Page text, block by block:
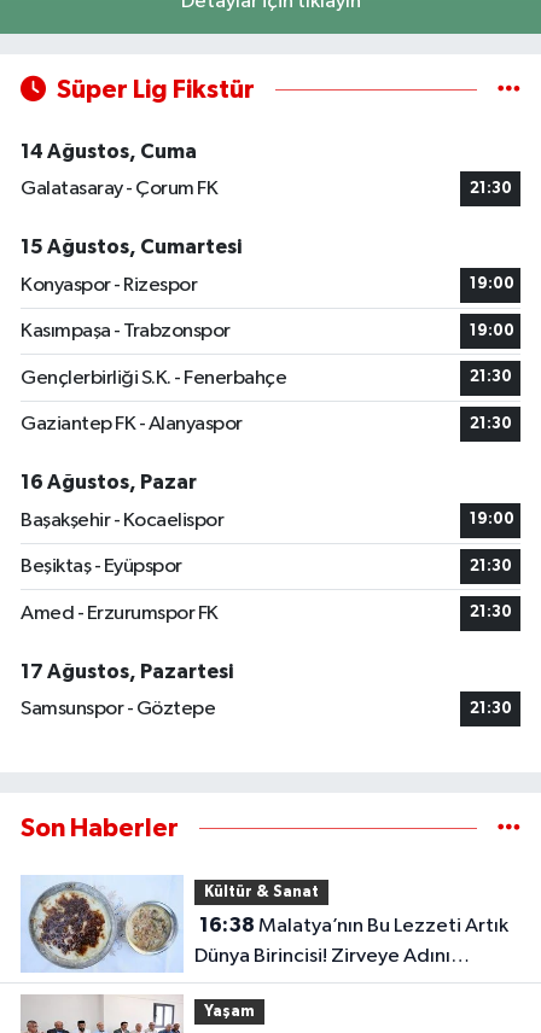
Süper Lig Fikstür
14 Ağustos, Cuma
Galatasaray - Çorum FK
21:30
15 Ağustos, Cumartesi
Konyaspor - Rizespor
19:00
Kasımpaşa - Trabzonspor 19:00
Gençlerbirliği S.K. - Fenerbahçe 21:30
Gaziantep FK - Alanyaspor 21:30
16 Ağustos, Pazar
Başakşehir - Kocaelispor
19:00
Beşiktaş - Eyüpspor 21:30
Amed - Erzurumspor FK 21:30
17 Ağustos, Pazartesi
Samsunspor - Göztepe
21:30
Son Haberler
Kültür & Sanat
16:38
Dünya Birincisi! Zirveye Adını
Yazdırdı
Yaşam